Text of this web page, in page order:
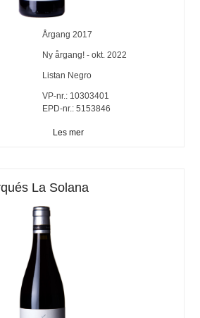
Årgang 2017
Ny årgang! - okt. 2022
Listan Negro
VP-nr.:10303401
EPD-nr.: 5153846
Les mer
La Solana